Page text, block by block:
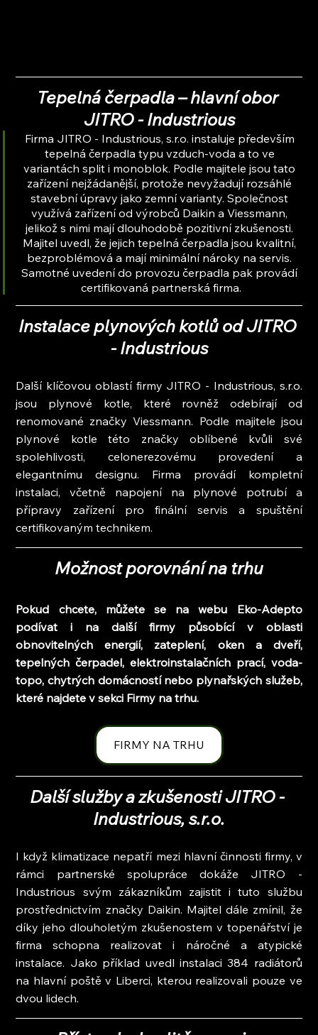
Tepelná čerpadla – hlavní obor
JITRO - Industrious
Firma JITRO - Industrious, s.r.o. instaluje především
tepelná čerpadla typu vzduch-voda a to ve
variantách split i monoblok. Podle majitele jsou tato
zařízení nejžádanější, protože nevyžadují rozsáhlé
stavební úpravy jako zemní varianty. Společnost
využívá zařízení od výrobců Daikin a Viessmann,
jelikož s nimi mají dlouhodobě pozitivní zkušenosti.
Majitel uvedl, že jejich tepelná čerpadla jsou kvalitní,
bezproblémová a mají minimální nároky na servis.
Samotné uvedení do provozu čerpadla pak provádí
certifikovaná partnerská firma.
Instalace plynových kotlů od JITRO
- Industrious
Další klíčovou oblastí firmy JITRO - Industrious, s.r.o.
jsou plynové kotle, které rovněž odebírají od
renomované značky Viessmann. Podle majitele jsou
plynové kotle této značky oblíbené kvůli své
spolehlivosti, celonerezovému provedení a
elegantnímu designu. Firma provádí kompletní
instalaci, včetně napojení na plynové potrubí a
přípravy zařízení pro finální servis a spuštění
certifikovaným technikem.
Možnost porovnání na trhu
Pokud chcete, můžete se na webu Eko-Adepto
podívat i na další firmy působící v oblasti
obnovitelných energií, zateplení, oken a dveří,
tepelných čerpadel, elektroinstalačních prací, voda-
topo, chytrých domácností nebo plynařských služeb,
které najdete v sekci Firmy na trhu.
FIRMY NA TRHU
Další služby a zkušenosti JITRO -
Industrious, s.r.o.
I když klimatizace nepatří mezi hlavní činnosti firmy, v
rámci partnerské spolupráce dokáže JITRO -
Industrious svým zákazníkům zajistit i tuto službu
prostřednictvím značky Daikin. Majitel dále zmínil, že
díky jeho dlouholetým zkušenostem v topenářství je
firma schopna realizovat i náročné a atypické
instalace. Jako příklad uvedl instalaci 384 radiátorů
na hlavní poště v Liberci, kterou realizovali pouze ve
dvou lidech.